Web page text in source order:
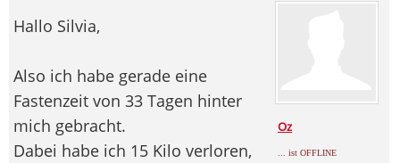
Oz
... ist OFFLINE
Hallo Silvia,
Also ich habe gerade eine
Fastenzeit von 33 Tagen hinter
mich gebracht.
Dabei habe ich 15 Kilo verloren,